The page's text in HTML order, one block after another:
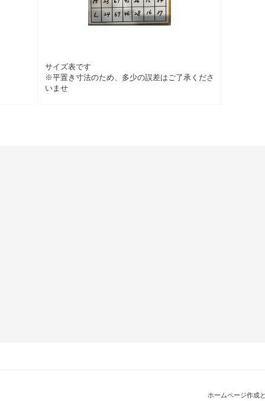
サイズ表です
※平置き寸法のため、多少の誤差はご了承くださ
いませ
ホームページ作成